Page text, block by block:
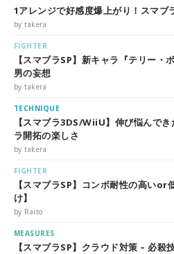
1アレンジで好感度爆上がり！スマブ
by takera
FIGHTER
【スマブラSP】新キャラ『テリー・
男の妄想
by takera
TECHNIQUE
【スマブラ3DS/WiiU】伸び悩んで
ラ開拓の楽しさ
by takera
FIGHTER
【スマブラSP】コンボ耐性の高いor
け】
by Raito
MEASURES
【スマブラSP】クラウド対策 – 必殺